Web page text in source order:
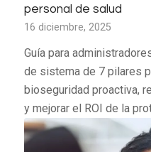
personal de salud
16 diciembre, 2025
Guía para
de sistema de 7 pilares
bioseguridad proactiva,
y mejorar el ROI de la